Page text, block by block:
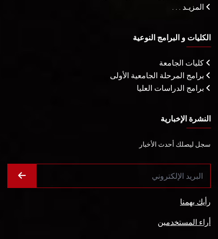
المزيـد . . .
الكليات و البرامج النوعية
كليات الجامعة
برامج المرحلة الجامعية الأولى
برامج الدراسات العليا
النشرة الإخبارية
سجل ليصلك أحدث الأخبار
رأيك يهمنا
أراء المستخدمين